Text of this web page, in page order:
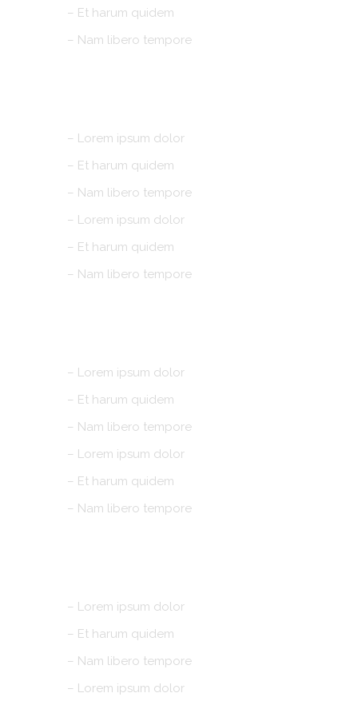
– Et harum quidem
– Nam libero tempore
– Lorem ipsum dolor
– Et harum quidem
– Nam libero tempore
– Lorem ipsum dolor
– Et harum quidem
– Nam libero tempore
– Lorem ipsum dolor
– Et harum quidem
– Nam libero tempore
– Lorem ipsum dolor
– Et harum quidem
– Nam libero tempore
– Lorem ipsum dolor
– Et harum quidem
– Nam libero tempore
– Lorem ipsum dolor